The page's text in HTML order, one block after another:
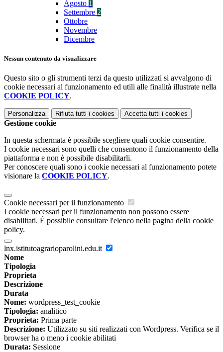
Agosto 1
Settembre 2
Ottobre
Novembre
Dicembre
Nessun contenuto da visualizzare
Questo sito o gli strumenti terzi da questo utilizzati si avvalgono di
cookie necessari al funzionamento ed utili alle finalità illustrate nella
COOKIE POLICY.
Personalizza Rifiuta tutti i cookies Accetta tutti i cookies
Gestione cookie
In questa schermata è possibile scegliere quali cookie consentire.
I cookie necessari sono quelli che consentono il funzionamento della
piattaforma e non è possibile disabilitarli.
Per conoscere quali sono i cookie necessari al funzionamento potete
visionare la COOKIE POLICY.
Cookie necessari per il funzionamento
I cookie necessari per il funzionamento non possono essere
disabilitati. È possibile consultare l'elenco nella pagina della cookie
policy.
lnx.istitutoagrarioparolini.edu.it
Nome
Tipologia
Proprieta
Descrizione
Durata
Nome: wordpress_test_cookie
Tipologia: analitico
Proprieta: Prima parte
Descrizione: Utilizzato su siti realizzati con Wordpress. Verifica se il
browser ha o meno i cookie abilitati
Durata: Sessione